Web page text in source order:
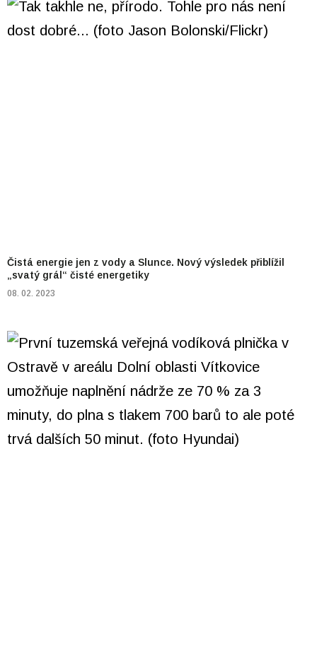
Čistá energie jen z vody a Slunce. Nový výsledek přiblížil
„svatý grál“ čisté energetiky
08. 02. 2023